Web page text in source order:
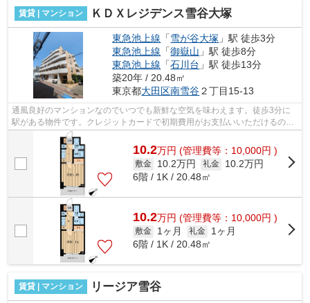
賃貸 | マンション ＫＤＸレジデンス雪谷大塚
東急池上線 「雪が谷大塚 」駅 徒歩3分
東急池上線 「御嶽山 」駅 徒歩8分
東急池上線 「石川台 」駅 徒歩13分
築20年 / 20.48㎡
東京都大田区南雪谷２丁目15-13
通風良好のマンションなのでいつでも新鮮な空気を味わえます。徒歩3分に
駅がある物件です。クレジットカードで初期費用がお支払いいただけるの
で、決済の手間が軽減できます。外観タイ...
10.2万円 (管理費等：10,000円 )
敷金 10.2万円 礼金
10.2万円
6階 / 1K / 20.48㎡
10.2万円 (管理費等：10,000円 )
敷金 1ヶ月 礼金
1ヶ月
6階 / 1K / 20.48㎡
賃貸 | マンション リージア雪谷